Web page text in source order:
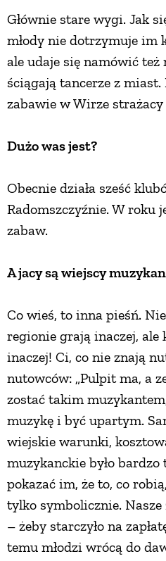
Głównie stare wygi. Jak
młody nie dotrzymuje im
ale udaje się namówić też
ściągają tancerze z miast.
zabawie w Wirze
Dużo was jest?
Obecnie działa sześć
Radomszczyźnie. W roku
zabaw.
A jacy są wiejscy
Co wieś, to inna pieśń.
regionie grają inaczej, ale
inaczej! Ci, co nie znają
nutowców: „Pulpit ma, a
zostać takim
muzykę i być upartym.
wiejskie warunki,
muzykanckie było
pokazać im, że to, co
tylko symbolicznie.
– żeby starczyło na
temu młodzi wrócą do